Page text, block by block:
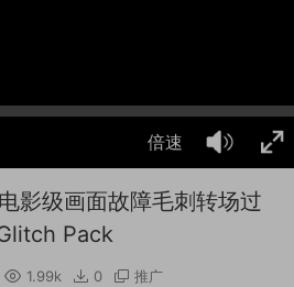
倍速
影级画面故障毛刺转场过
Pack
1.99k 0 推广